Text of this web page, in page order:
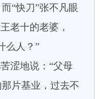
“快刀”张不凡眼
老十的老婆，
么人？”
涩地说：“父母
片基业，过去不